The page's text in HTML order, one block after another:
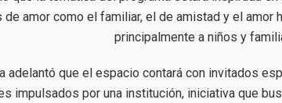
amor como el familiar, el de amistad y el amor
principalmente a niños y
adelantó que el espacio contará con invitados
impulsados por una institución, iniciativa que